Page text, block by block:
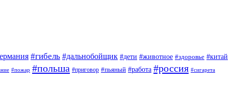
#гибель #дальнобойщик #дети #животное #здоровье #китай
#пожар #польша #приговор #пьяный #работа #россия #сигарета